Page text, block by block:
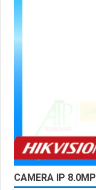
CAMERA IP